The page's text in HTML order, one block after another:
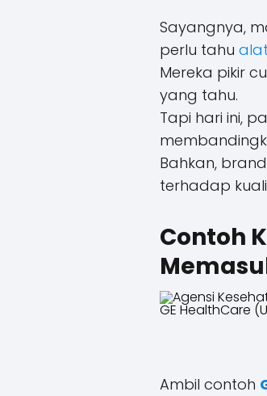
Sayangnya,
perlu tahu
Mereka pikir
yang tahu.
Tapi hari ini,
Bahkan,
terhadap
Contoh
Ambil contoh